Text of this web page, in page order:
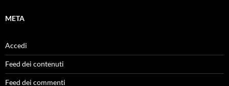
META
Accedi
Feed dei contenuti
Feed dei commenti